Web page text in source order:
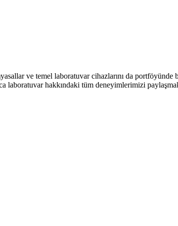
ve temel laboratuvar cihazlarını da
laboratuvar hakkındaki tüm deneyimlerimizi